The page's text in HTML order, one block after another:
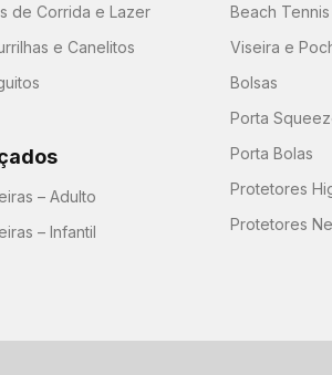
de Corrida e Lazer
e Canelitos
– Adulto
– Infantil
Beach Tennis
Viseira e
Bolsas
Porta
Porta Bolas
Protetores
Protetores